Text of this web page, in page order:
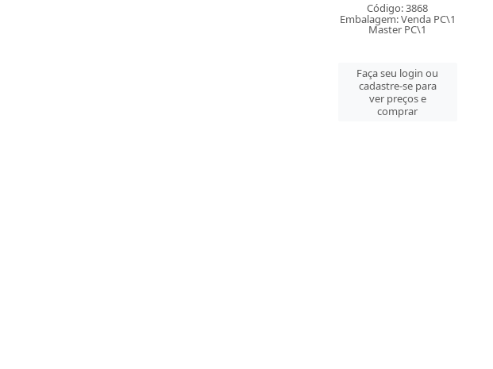
Código: 3868
Embalagem: Venda PC\1
Master PC\1
Faça seu login ou
cadastre-se para
ver preços e
comprar